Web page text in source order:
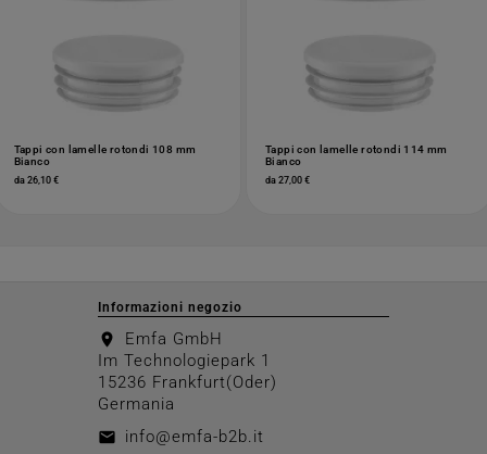
Tappi con lamelle rotondi 108 mm
Bianco
da 26,10 €
Tappi con lamelle rotondi 114 mm
Bianco
da 27,00 €
Informazioni negozio
location_on
Emfa GmbH
Im Technologiepark 1
15236 Frankfurt(Oder)
Germania
email info@emfa-b2b.it